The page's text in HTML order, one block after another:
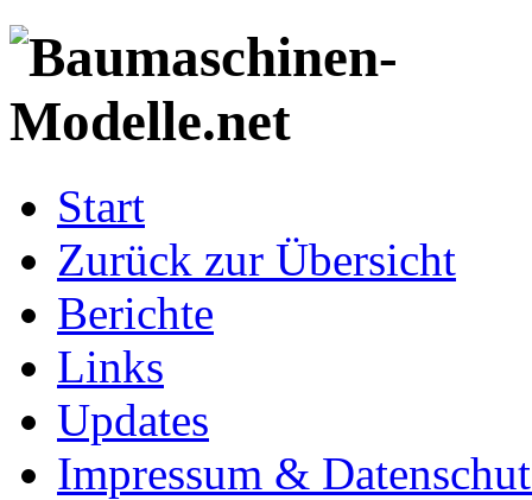
Start
Zurück zur Übersicht
Berichte
Links
Updates
Impressum &